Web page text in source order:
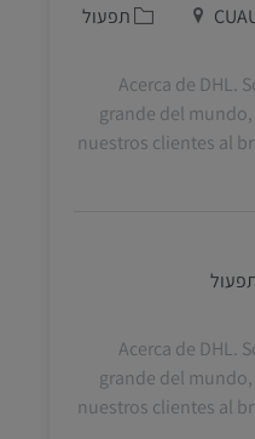
קטגוריה
תפעול
Acerca de DHL.
grande del
nuestros clientes al
Acerca de DHL.
grande del
nuestros clientes al